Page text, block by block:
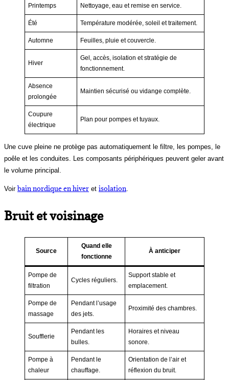
Printemps Nettoyage, eau et remise en service.
Été Température modérée, soleil et traitement.
Automne Feuilles, pluie et couvercle.
Hiver
Gel, accès, isolation et stratégie de
fonctionnement.
Absence
prolongée
Maintien sécurisé ou vidange complète.
Coupure
électrique
Plan pour pompes et tuyaux.
Une cuve pleine ne protège pas automatiquement le filtre, les pompes, le
poêle et les conduites. Les composants périphériques peuvent geler avant
le volume principal.
Voir bain nordique en hiver et isolation.
Bruit et voisinage
Source
Quand elle
fonctionne
À anticiper
Pompe de
filtration
Cycles réguliers.
Support stable et
emplacement.
Pompe de
massage
Pendant l’usage
des jets.
Proximité des chambres.
Soufflerie
Pendant les
bulles.
Horaires et niveau
sonore.
Pompe à
chaleur
Pendant le
chauffage.
Orientation de l’air et
réflexion du bruit.